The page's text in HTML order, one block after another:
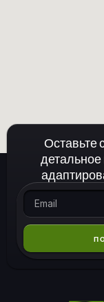
Оставьте